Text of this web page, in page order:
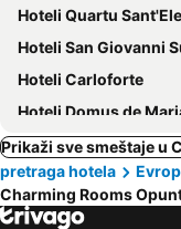
Hoteli Quartu
Hoteli San Giovanni
Hoteli Carloforte
Hoteli Domus de
Prikaži sve smeštaje u
pretraga hotela
Charming Rooms